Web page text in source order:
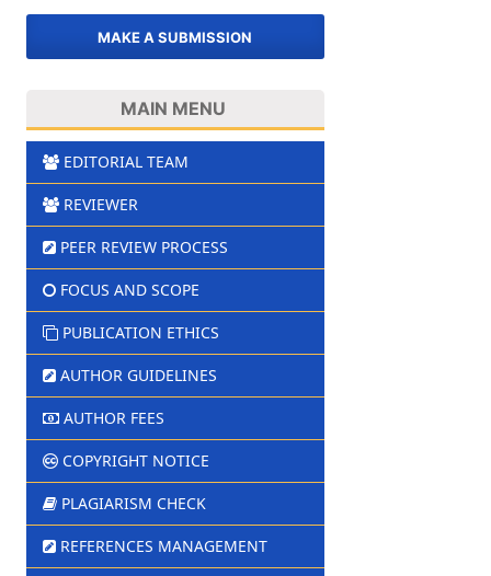
MAKE A SUBMISSION
MAIN MENU
EDITORIAL TEAM
REVIEWER
PEER REVIEW PROCESS
FOCUS AND SCOPE
PUBLICATION ETHICS
AUTHOR GUIDELINES
AUTHOR FEES
COPYRIGHT NOTICE
PLAGIARISM CHECK
REFERENCES MANAGEMENT